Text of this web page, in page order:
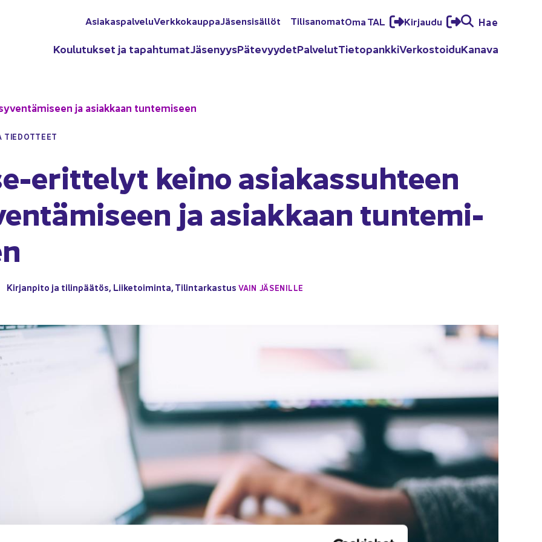
Asia­kas­pal­ve­luVerk­ko­kaup­paJä­sen­si­säl­löt Ti­li­sa­no­matOma TAL Kir­jau­du Hae
Kou­lu­tuk­set ja ta­pah­tu­matJä­se­nyysPä­te­vyy­detPal­ve­lutTie­to­pank­kiVer­kos­toi­duKa­na­va
ja asiak­kaan tun­te­mi­seen
TIE­DOT­TEET
​erittelyt keino asia­kas­suh­teen
ja asiak­kaan tun­te­mi­
Kir­jan­pi­to ja ti­lin­pää­tös, Lii­ke­toi­min­ta,Ti­lin­tar­kas­tus VAIN JÄ­SE­NIL­LE